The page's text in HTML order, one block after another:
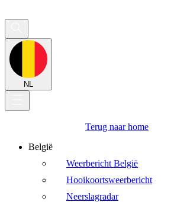
NL
Terug naar home
België
Weerbericht België
Hooikoortsweerbericht
Neerslagradar